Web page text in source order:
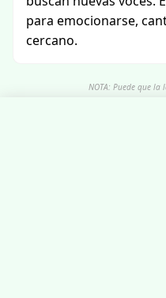
para emocionarse,
cercano.
NOTA: Puede que